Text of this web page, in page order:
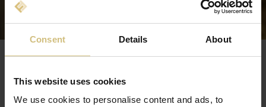
Consent Details About
This website uses cookies
We use cookies to personalise content and ads, to
VÁLLALATI KÖZLEMÉNYEK ÉS
SAJTÓKÖZLEMÉNYEK